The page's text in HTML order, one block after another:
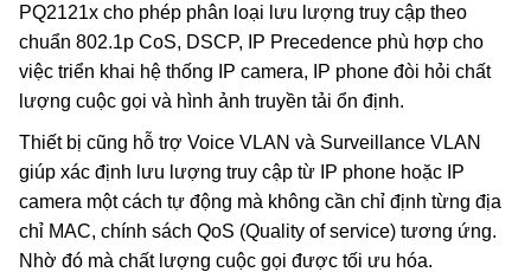
PQ2121x cho phép phân loại lưu lượng truy cập theo
chuẩn 802.1p CoS, DSCP, IP Precedence phù hợp cho
việc triển khai hệ thống IP camera, IP phone đòi hỏi chất
lượng cuộc gọi và hình ảnh truyền tải ổn định.
Thiết bị cũng hỗ trợ Voice VLAN và Surveillance VLAN
giúp xác định lưu lượng truy cập từ IP phone hoặc IP
camera một cách tự động mà không cần chỉ định từng địa
chỉ MAC, chính sách QoS (Quality of service) tương ứng.
Nhờ đó mà chất lượng cuộc gọi được tối ưu hóa.